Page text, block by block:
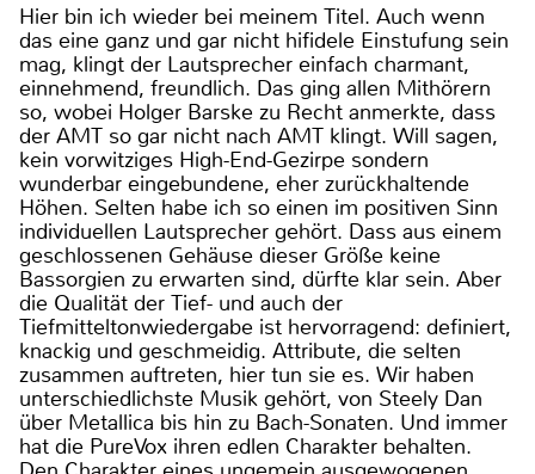
Hier bin ich wieder bei meinem Titel. Auch wenn
das eine ganz und gar nicht hifidele Einstufung sein
mag, klingt der Lautsprecher einfach charmant,
einnehmend, freundlich. Das ging allen Mithörern
so, wobei Holger Barske zu Recht anmerkte, dass
der AMT so gar nicht nach AMT klingt. Will sagen,
kein vorwitziges High-End-Gezirpe sondern
wunderbar eingebundene, eher zurückhaltende
Höhen. Selten habe ich so einen im positiven Sinn
individuellen Lautsprecher gehört. Dass aus einem
geschlossenen Gehäuse dieser Größe keine
Bassorgien zu erwarten sind, dürfte klar sein. Aber
die Qualität der Tief- und auch der
Tiefmitteltonwiedergabe ist hervorragend: definiert,
knackig und geschmeidig. Attribute, die selten
zusammen auftreten, hier tun sie es. Wir haben
unterschiedlichste Musik gehört, von Steely Dan
über Metallica bis hin zu Bach-Sonaten. Und immer
hat die PureVox ihren edlen Charakter behalten.